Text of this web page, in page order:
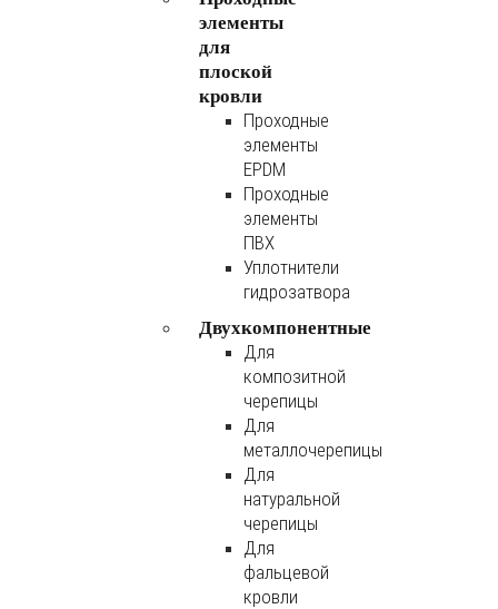
элементы
для
плоской
кровли
Проходные
элементы
EPDM
Проходные
элементы
ПВХ
Уплотнители
гидрозатвора
Двухкомпонентные
Для
композитной
черепицы
Для
металлочерепицы
Для
натуральной
черепицы
Для
фальцевой
кровли